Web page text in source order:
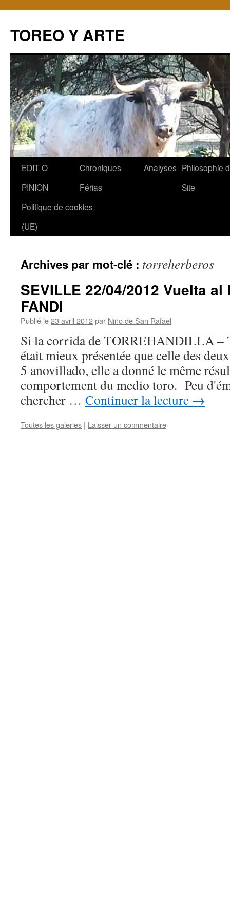
TOREO Y ARTE
Aller
contenu
EDIT O
PINION
Chroniques
Férias
Analyses Philosophie
Site
Politique de cookies
(UE)
Archives par mot-clé : torreherberos
SEVILLE 22/04/2012 Vuelta
FANDI
Publié le23 avril 2012par Niño de San Rafael
Si la corrida de TORREHANDILLA –
était mieux présentée que celle des
5 anovillado, elle a donné le même
comportement du medio toro. Peu
chercher … Continuer la lecture →
Toutes les galeries | Laisser un commentaire